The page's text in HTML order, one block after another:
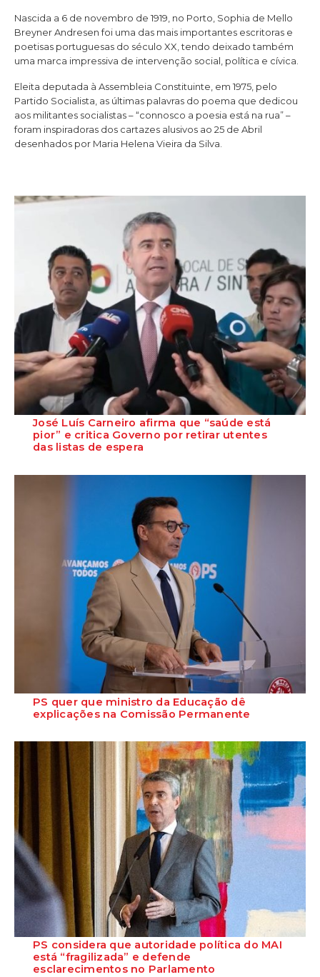
Nascida a 6 de novembro de 1919, no Porto, Sophia de Mello
Breyner Andresen foi uma das mais importantes escritoras e
poetisas portuguesas do século XX, tendo deixado também
uma marca impressiva de intervenção social, política e cívica.
Eleita deputada à Assembleia Constituinte, em 1975, pelo
Partido Socialista, as últimas palavras do poema que dedicou
aos militantes socialistas – “connosco a poesia está na rua” –
foram inspiradoras dos cartazes alusivos ao 25 de Abril
desenhados por Maria Helena Vieira da Silva.
José Luís Carneiro afirma que “saúde está
pior” e critica Governo por retirar utentes
das listas de espera
PS quer que ministro da Educação dê
explicações na Comissão Permanente
requerer a presença do minist...
PS considera que autoridade política do MAI
está “fragilizada” e defende
esclarecimentos no Parlamento